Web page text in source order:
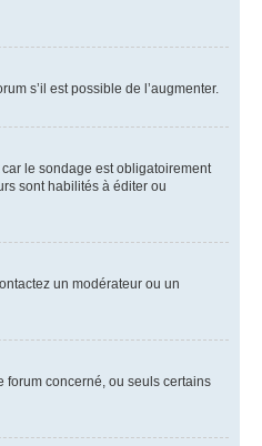
s’il est possible de l’augmenter.
le sondage est obligatoirement
sont habilités à éditer ou
un modérateur ou un
forum concerné, ou seuls certains